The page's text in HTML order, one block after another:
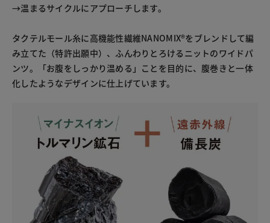
→温まるサイクルにアプローチします。
タクテルモール糸に高機能性繊維NANOMIX®をブレンドして編
み立てた（特許出願中）、ふんわりとろけるニットのワイドパ
ンツ。「お腹をしっかり温める」ことを目的に、腹巻きと一体
化したようなデザインに仕上げています。